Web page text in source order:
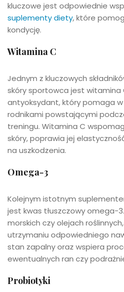
kluczowe jest odpowiednie
suplementy diety, które
kondycję.
Witamina C
Jednym z kluczowych
skóry sportowca jest witamina
antyoksydant, który pomaga
rodnikami powstającymi
treningu. Witamina C
skóry, poprawia jej
na uszkodzenia.
Omega-3
Kolejnym istotnym
jest kwas tłuszczowy omega-
morskich czy olejach
utrzymaniu odpowiedniego
stan zapalny oraz wspiera
ewentualnych ran czy
Probiotyki